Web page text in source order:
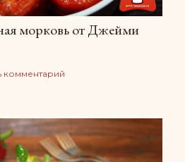
морковь от Джейми
комментарий